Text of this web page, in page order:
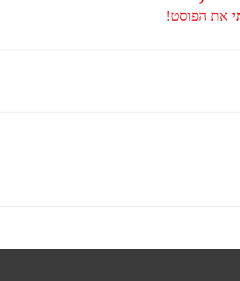
את הפוסט!